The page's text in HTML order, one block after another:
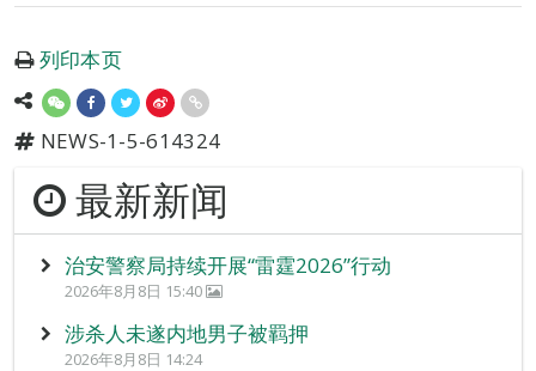
列印本页
NEWS-1-5-614324
最新新闻
治安警察局持续开展“雷霆2026”行动
2026年8月8日 15:40
涉杀人未遂内地男子被羁押
2026年8月8日 14:24